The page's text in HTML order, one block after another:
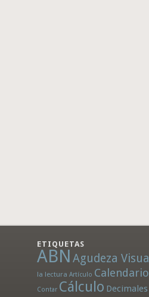
ETIQUETAS
ABN Agudeza Visual
la lectura Artículo Calendario
Contar Cálculo Decimales